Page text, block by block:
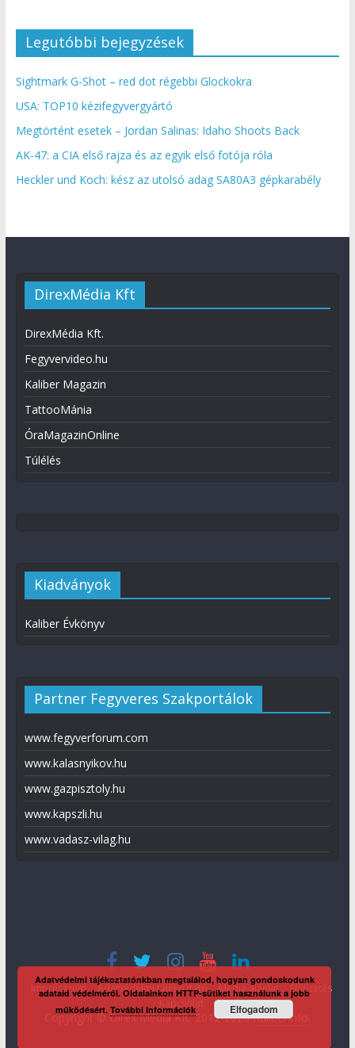
Legutóbbi bejegyzések
Sightmark G-Shot – red dot régebbi Glockokra
USA: TOP10 kézifegyvergyártó
Megtörtént esetek – Jordan Salinas: Idaho Shoots Back
AK-47: a CIA első rajza és az egyik első fotója róla
Heckler und Koch: kész az utolsó adag SA80A3 gépkarabély
DirexMédia Kft
DirexMédia Kft.
Fegyvervideo.hu
Kaliber Magazin
TattooMánia
ÓraMagazinOnline
Túlélés
Kiadványok
Kaliber Évkönyv
Partner Fegyveres Szakportálok
www.fegyverforum.com
www.kalasnyikov.hu
www.gazpisztoly.hu
www.kapszli.hu
www.vadasz-vilag.hu
Impresszum Adatvédelmi tájékoztató Média ajánlat
Előfizetés
Copyright © Direx Média Kft. 2012-2026KaliberInfo
Adatvédelmi tájékoztatónkban megtalálod, hogyan gondoskodunk
adataid védelméről. Oldalainkon HTTP-sütiket használunk a jobb
működésért.További információk Elfogadom